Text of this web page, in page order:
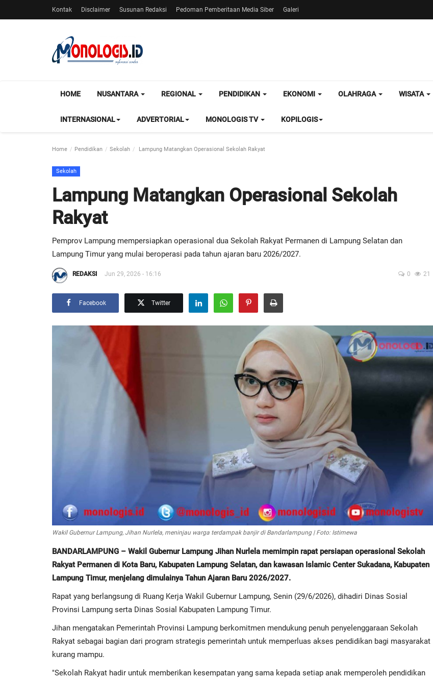
Kontak Disclaimer Susunan Redaksi Pedoman Pemberitaan Media Siber Galeri
HOME NUSANTARA REGIONAL PENDIDIKAN EKONOMI OLAHRAGA WISATA
INTERNASIONAL ADVERTORIAL MONOLOGIS TV KOPILOGIS
Home Pendidikan Sekolah Lampung Matangkan Operasional Sekolah Rakyat
Sekolah
Lampung Matangkan Operasional Sekolah
Rakyat
Pemprov Lampung mempersiapkan operasional dua Sekolah Rakyat Permanen di Lampung Selatan dan
Lampung Timur yang mulai beroperasi pada tahun ajaran baru 2026/2027.
REDAKSI Jun 29, 2026 - 16:16 0 21
Facebook Twitter
Wakil Gubernur Lampung, Jihan Nurlela, meninjau warga terdampak banjir di Bandarlampung | Foto: Istimewa
BANDARLAMPUNG – Wakil Gubernur Lampung Jihan Nurlela memimpin rapat persiapan operasional Sekolah
Rakyat Permanen di Kota Baru, Kabupaten Lampung Selatan, dan kawasan Islamic Center Sukadana, Kabupaten
Lampung Timur, menjelang dimulainya Tahun Ajaran Baru 2026/2027.
Rapat yang berlangsung di Ruang Kerja Wakil Gubernur Lampung, Senin (29/6/2026), dihadiri Dinas Sosial
Provinsi Lampung serta Dinas Sosial Kabupaten Lampung Timur.
Jihan mengatakan Pemerintah Provinsi Lampung berkomitmen mendukung penuh penyelenggaraan Sekolah
Rakyat sebagai bagian dari program strategis pemerintah untuk memperluas akses pendidikan bagi masyarakat
kurang mampu.
"Sekolah Rakyat hadir untuk memberikan kesempatan yang sama kepada setiap anak memperoleh pendidikan